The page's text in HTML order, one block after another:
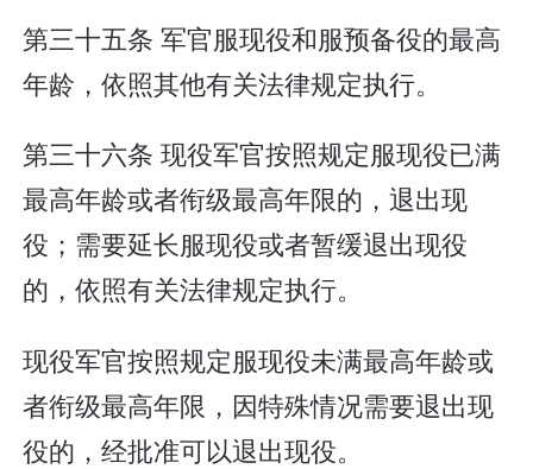
第三十五条 军官服现役和服预备役的最高
年龄，依照其他有关法律规定执行。
第三十六条 现役军官按照规定服现役已满
最高年龄或者衔级最高年限的，退出现
役；需要延长服现役或者暂缓退出现役
的，依照有关法律规定执行。
现役军官按照规定服现役未满最高年龄或
者衔级最高年限，因特殊情况需要退出现
役的，经批准可以退出现役。